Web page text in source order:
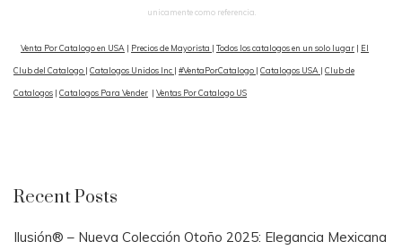
unicamente como referencia.
Venta Por Catalogo en USA | Precios de Mayorista | Todos los catalogos en un solo lugar | El
Club del Catalogo | Catalogos Unidos Inc | #VentaPorCatalogo | Catalogos USA | Club de
Catalogos | Catalogos Para Vender | Ventas Por Catalogo US
Recent Posts
Ilusión® – Nueva Colección Otoño 2025: Elegancia Mexicana